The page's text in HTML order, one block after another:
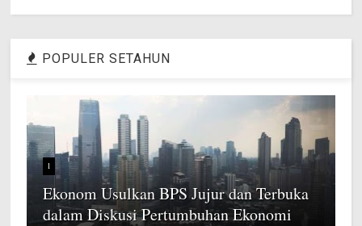
POPULER SETAHUN
1
Ekonom Usulkan BPS Jujur dan Terbuka
dalam Diskusi Pertumbuhan Ekonomi